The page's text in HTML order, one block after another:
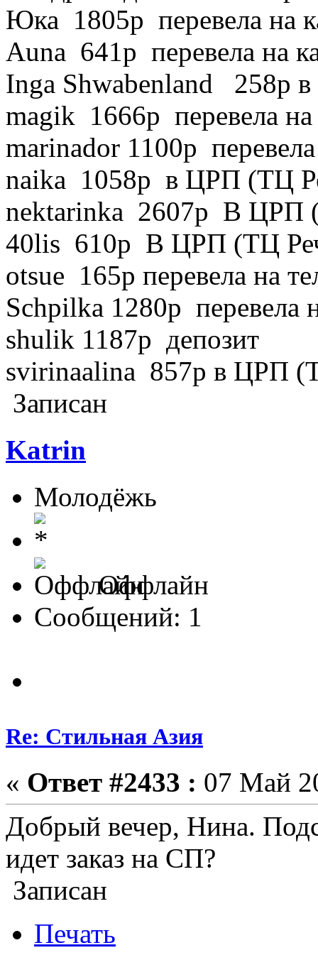
Юка 1805р перевела на
Auna 641р перевела на
Inga Shwabenland 258р
magik 1666р перевела на
marinador 1100р
naika 1058р в ЦРП (ТЦ
nektarinka 2607р В ЦРП
40lis 610р В ЦРП (ТЦ
otsue 165р перевела на
Schpilka 1280р перевела
shulik 1187р депозит
svirinaalina 857р в ЦРП
Записан
Katrin
Молодёжь
Оффлайн
Сообщений: 1
Re: Стильная Азия
« Ответ #2433 : 07 Май
Добрый вечер, Нина.
идет заказ на СП?
Записан
Печать